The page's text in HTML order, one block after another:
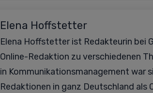
Elena Hoffstetter
Elena Hoffstetter ist Redakteurin bei
Online-Redaktion zu verschiedenen
in Kommunikationsmanagement war
Redaktionen in ganz Deutschland